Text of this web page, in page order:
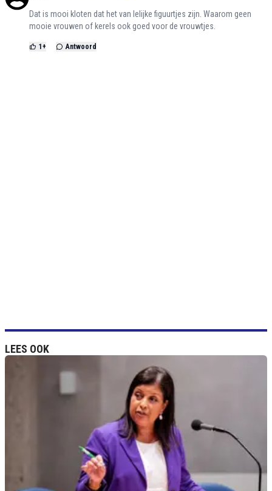
Dat is mooi kloten dat het van lelijke figuurtjes zijn. Waarom geen
mooie vrouwen of kerels ook goed voor de vrouwtjes.
1 + Antwoord
LEES OOK